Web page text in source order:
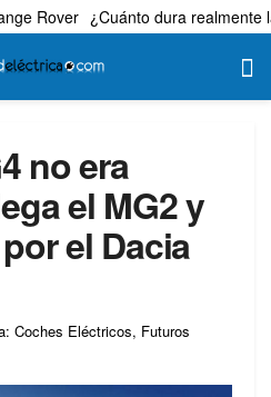
Rover ¿Cuánto dura realmente
no era
el MG2 y
el Dacia
Coches Eléctricos, Futuros